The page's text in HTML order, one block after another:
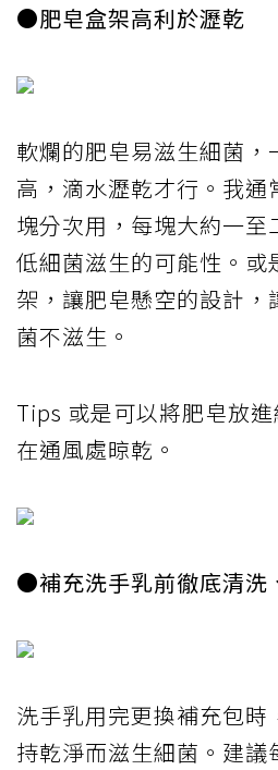
●肥皂盒架高利於瀝乾
軟爛的肥皂易滋生細菌，
高，滴水瀝乾才行。我通
塊分次用，每塊大約一至
低細菌滋生的可能性。或
架，讓肥皂懸空的設計，
菌不滋生。
Tips 或是可以將肥皂放
在通風處晾乾。
●補充洗手乳前徹底清洗
洗手乳用完更換補充包時
持乾淨而滋生細菌。建議